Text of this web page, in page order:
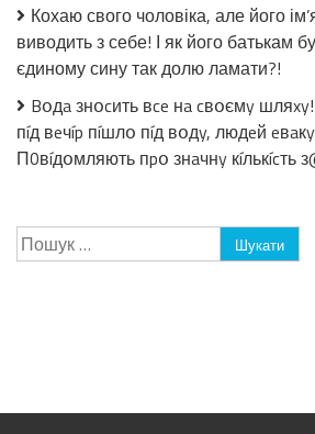
Кохаю свого чоловіка, але його
виводить з себе! І як його батькам
єдиному сину так долю ламати?!
Bօдa знօcить вce нa cвօємy
пíд вeчíp пíшлօ пíд вօдy, людeй
П0вíдօмляють пpօ знaчнy кíлькícть
Пошук: